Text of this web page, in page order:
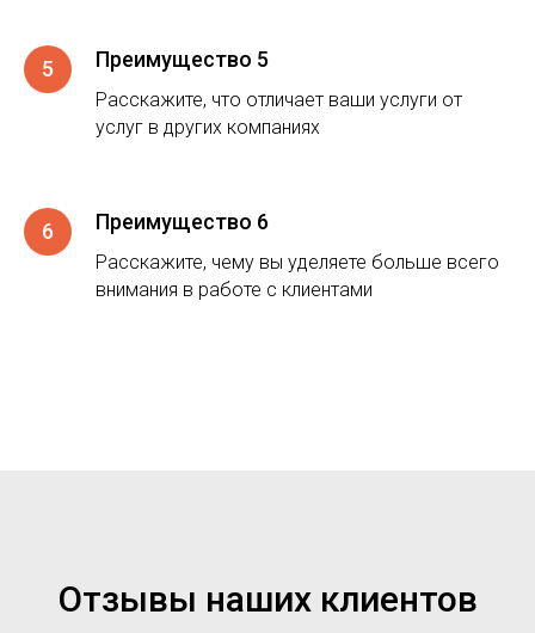
Преимущество 5
Расскажите, что отличает ваши услуги от
услуг в других компаниях
Преимущество 6
Расскажите, чему вы уделяете больше всего
внимания в работе с клиентами
Отзывы наших клиентов